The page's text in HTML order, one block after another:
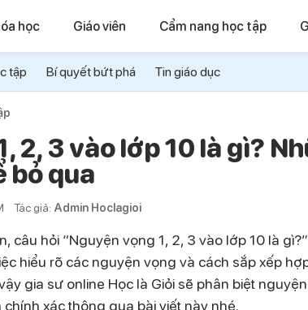
học Giáo viên Cẩm nang học tập
tập Bí quyết bứt phá Tin giáo dục
2, 3 vào lớp 10 là gì?
bỏ qua
Tác giả: Admin Hoclagioi
câu hỏi “Nguyện vọng 1, 2, 3 vào lớp 10 là
hiểu rõ các nguyện vọng và cách sắp xếp
gia sư online Học là Giỏi sẽ phân biệt
xác thông qua bài viết này nhé.